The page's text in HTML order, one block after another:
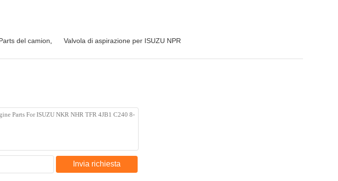
del camion Valvola di aspirazione per ISUZU NPR
Invia richiesta